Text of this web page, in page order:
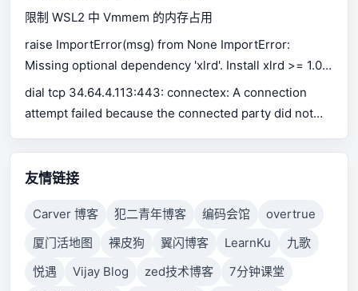
限制 WSL2 中 Vmmem 的内存占用
raise ImportError(msg) from None ImportError:
Missing optional dependency 'xlrd'. Install xlrd >= 1.0.0
for Excel support Use pip or conda to install xlrd.
dial tcp 34.64.4.113:443: connectex: A connection
attempt failed because the connected party did not
connection failed because connected host has failed
to respond.
友情链接
Carver 博客 犯二青年博客 编码会馆
overtrue
厦门活地图
裸皮狗 翼闪博客 LearnKu
九歌
悦遇
Vijay Blog zed技术博客
7分钟课堂